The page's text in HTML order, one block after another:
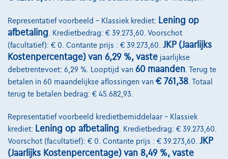
Representatief voorbeeld – Klassiek krediet: Lening op
afbetaling . Kredietbedrag: € 39.273,60. Voorschot
(facultatief): € 0. Contante prijs : € 39.273,60. JKP (Jaarlijks
Kostenpercentage) van 6,29 %, vaste jaarlijkse
debetrentevoet: 6,29 %. Looptijd van 60 maanden . Terug te
betalen in 60 maandelijkse aflossingen van € 761,38 . Totaal
terug te betalen bedrag: € 45.682,93.
Representatief voorbeeld kredietbemiddelaar – Klassiek
krediet: Lening op afbetaling . Kredietbedrag: € 39.273,60.
Voorschot (facultatief): € 0. Contante prijs : € 39.273,60. JKP
(Jaarlijks Kostenpercentage) van 8,49 %, vaste